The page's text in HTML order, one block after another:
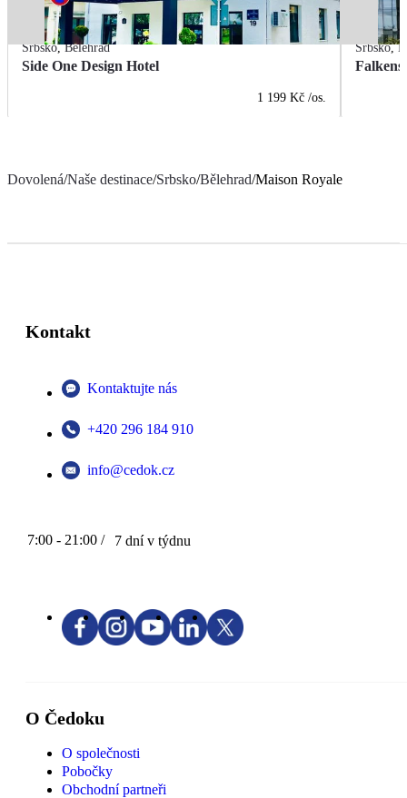
Srbsko,Bělehrad
Side One Design Hotel
1 199 Kč /os.
Srbsko,
Dovolená/Naše destinace/Srbsko/Bělehrad/Maison Royale
Kontakt
Kontaktujte nás
+420 296 184 910
info@cedok.cz
7:00 - 21:00 / 7 dní v týdnu
O Čedoku
O společnosti
Pobočky
Obchodní partneři